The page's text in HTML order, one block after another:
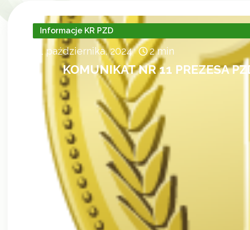
Informacje KR PZD
11 października, 2024 2 min
KOMUNIKAT NR 11 PREZESA